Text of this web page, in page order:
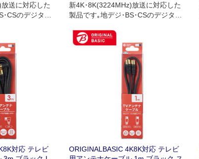
送に対応した
CSのデジタル
子とテレビ､レ
ーナー付パソコ
接続ケーブル
対応 テレビ
新4K･8K(3224MHz)放送に対応した
製品です｡地デジ･BS･CSのデジタル
ます｡壁面のテレビ端子とテレビ､レ
コーダー､テレビチューナー付パソコ
ンなどの接続に最適な接続ケーブル
ORIGINALBASIC 4K8K対応 テレビ